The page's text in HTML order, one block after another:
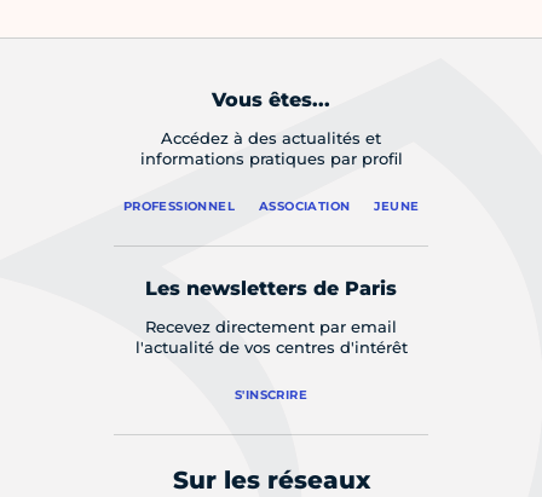
Vous êtes...
Accédez à des actualités et
informations pratiques par profil
PROFESSIONNEL ASSOCIATION JEUNE
Les newsletters de Paris
Recevez directement par email
l'actualité de vos centres d'intérêt
S'INSCRIRE
Sur les réseaux